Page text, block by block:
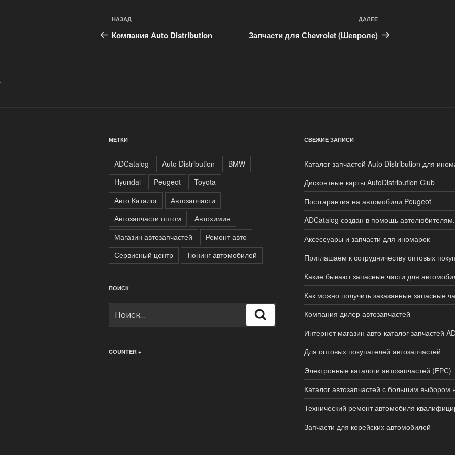
Навигация
по
Предыдущая
запись:
НАЗАД
Компания Auto Distribution
запись
ДАЛЕЕ
Запчасти для Сhevrolet (Шевроле)
.
МЕТКИ
ADCatalog Auto Distribution
BMW
Hyundai
Peugeot
Toyota
Авто Каталог
Автозапчасти
Автозапчасти оптом
Автохимия
Магазин автозапчастей
Ремонт авто
Сервисный центр
Тюнинг автомобилей
ПОИСК
COUNTER +
СВЕЖИЕ ЗАПИСИ
Каталог запчастей Auto Distribution для
Дисконтные карты AutoDistribution Club
Постгарантия на автомобили Peugeot
ADCatalog создан в помощь автолюбителям.
Аксессуары и запчасти для иномарок
Приглашаем к сотрудничеству оптовых
Какие бывают запасные части для
Как можно получить заказанные запасные
Компания дилер автозапчастей
Интернет магазин авто-каталог запчастей
Для оптовых покупателей автозапчастей
Электронные каталоги автозапчастей (ЕРС)
Каталог автозапчастей с большим выбором
Технический ремонт автомобиля
Запчасти для корейских автомобилей